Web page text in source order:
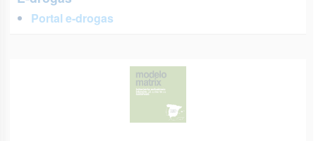
Portal e-drogas